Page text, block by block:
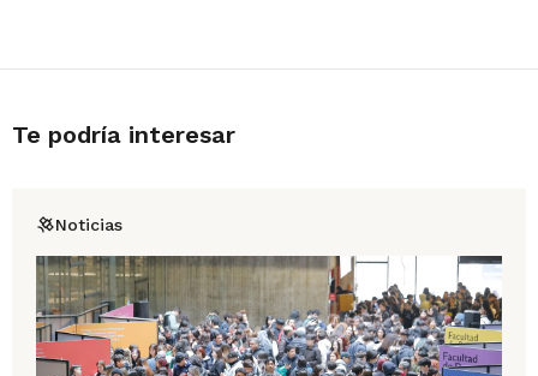
Te podría interesar
Noticias